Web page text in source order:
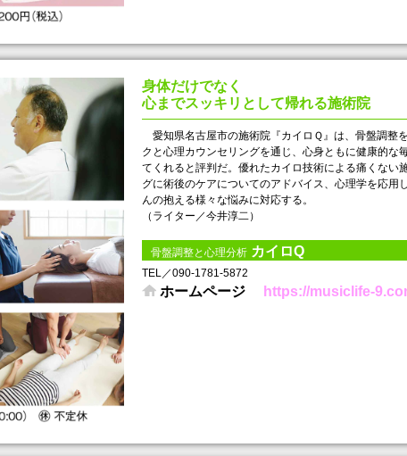
身体だけでなく
心までスッキリとして帰れる施術院
愛知県名古屋市の施術院『カイロＱ』は、骨盤調整
クと心理カウンセリングを通じ、心身ともに健康的な
てくれると評判だ。優れたカイロ技術による痛くない
グに術後のケアについてのアドバイス、心理学を応用
んの抱える様々な悩みに対応する。
（ライター／今井淳二）
骨盤調整と心理分析 カイロQ
TEL／090-1781-5872
ホームページ https://musiclife-